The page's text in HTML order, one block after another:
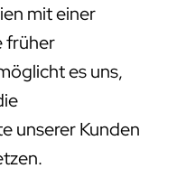
mit einer
früher
es uns,
unserer Kunden